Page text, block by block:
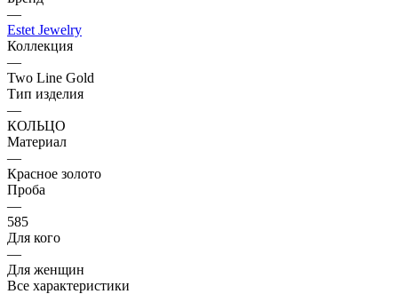
—
Estet Jewelry
Коллекция
—
Two Line Gold
Тип изделия
—
КОЛЬЦО
Материал
—
Красное золото
Проба
—
585
Для кого
—
Для женщин
Все характеристики